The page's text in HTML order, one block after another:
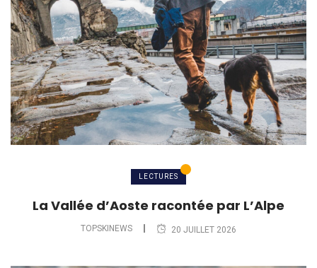
LECTURES
La Vallée d’Aoste racontée par L’Alpe
TOPSKINEWS 20 JUILLET 2026